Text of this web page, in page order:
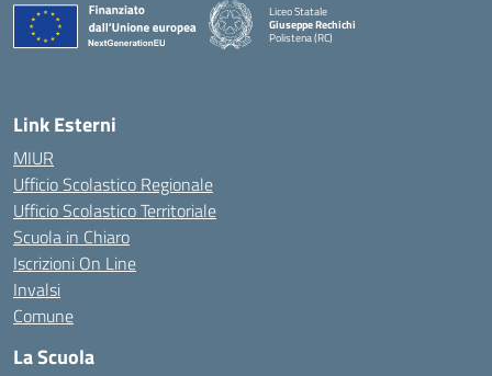
Liceo Statale
Giuseppe Rechichi
Polistena (RC)
Link Esterni
MIUR
Ufficio Scolastico Regionale
Ufficio Scolastico Territoriale
Scuola in Chiaro
Iscrizioni On Line
Invalsi
Comune
La Scuola